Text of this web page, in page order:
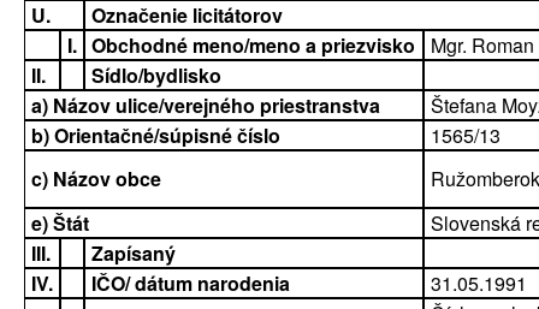
U.
Označenie licitátorov
I. Obchodné meno/meno a priezvisko
Mgr.
II.
Sídlo/bydlisko
a) Názov ulice/verejného priestranstva
Štefana
b) Orientačné/súpisné číslo
1565/13
c) Názov obce
Ružomberok
e) Štát
Slovenská
III.
Zapísaný
IV.
IČO/ dátum narodenia
31.05.1991